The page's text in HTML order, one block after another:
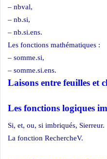
– nbval,
– nb.si,
– nb.si.ens.
Les fonctions mathématiques :
– somme.si,
– somme.si.ens.
Laisons entre feuilles et
Les fonctions logiques
Si, et, ou, si imbriqués, Sierreur.
La fonction RechercheV.